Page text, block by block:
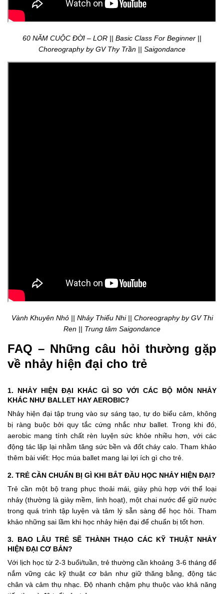
60 NĂM CUỘC ĐỜI – LOR || Basic Class For Beginner ||
Choreography by GV Thy Trần || Saigondance
Vành Khuyên Nhỏ || Nhảy Thiếu Nhi || Choreography by GV Thi
Ren || Trung tâm Saigondance
FAQ – Những câu hỏi thường gặp
về nhảy hiện đại cho trẻ
1. NHẢY HIỆN ĐẠI KHÁC GÌ SO VỚI CÁC BỘ MÔN NHẢY
KHÁC NHƯ BALLET HAY AEROBIC?
Nhảy hiện đại tập trung vào sự sáng tạo, tự do biểu cảm, không
bị ràng buộc bởi quy tắc cứng nhắc như ballet. Trong khi đó,
aerobic mang tính chất rèn luyện sức khỏe nhiều hơn, với các
động tác lặp lại nhằm tăng sức bền và đốt cháy calo. Tham khảo
thêm bài viết: Học múa ballet mang lại lợi ích gì cho trẻ
2. TRẺ CẦN CHUẨN BỊ GÌ KHI BẮT ĐẦU HỌC NHẢY HIỆN ĐẠI?
Trẻ cần một bộ trang phục thoải mái, giày phù hợp với thể loại
nhảy (thường là giày mềm, linh hoạt), một chai nước để giữ nước
trong quá trình tập luyện và tâm lý sẵn sàng để học hỏi. Tham
khảo những sai lầm khi học nhảy hiện đại để chuẩn bị tốt hơn.
3. BAO LÂU TRẺ SẼ THÀNH THẠO CÁC KỸ THUẬT NHẢY
HIỆN ĐẠI CƠ BẢN?
Với lịch học từ 2-3 buổi/tuần, trẻ thường cần khoảng 3-6 tháng để
nắm vững các kỹ thuật cơ bản như giữ thăng bằng, động tác
chân và cảm thụ nhạc. Độ nhanh chậm phụ thuộc vào khả năng